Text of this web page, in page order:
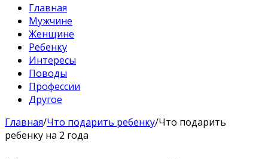
Главная
Мужчине
Женщине
Ребенку
Интересы
Поводы
Профессии
Другое
Главная/Что подарить ребенку/Что подарить
ребенку на 2 года